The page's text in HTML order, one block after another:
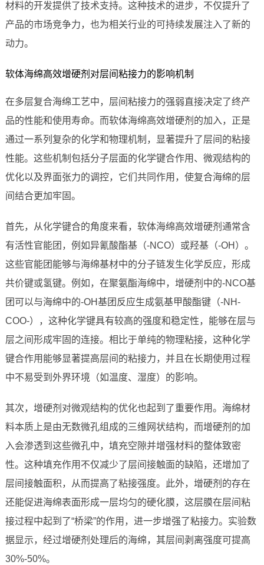
材料的开发提供了技术支持。这种技术的进步，不仅提升了
产品的市场竞争力，也为相关行业的可持续发展注入了新的
动力。
软体海绵高效增硬剂对层间粘接力的影响机制
在多层复合海绵工艺中，层间粘接力的强弱直接决定了终产
品的性能和使用寿命。而软体海绵高效增硬剂的加入，正是
通过一系列复杂的化学和物理机制，显著提升了层间的粘接
性能。这些机制包括分子层面的化学键合作用、微观结构的
优化以及界面张力的调控，它们共同作用，使复合海绵的层
间结合更加牢固。
首先，从化学键合的角度来看，软体海绵高效增硬剂通常含
有活性官能团，例如异氰酸酯基（-NCO）或羟基（-OH）。
这些官能团能够与海绵基材中的分子链发生化学反应，形成
共价键或氢键。例如，在聚氨酯海绵中，增硬剂中的-NCO基
团可以与海绵中的-OH基团反应生成氨基甲酸酯键（-NH-
COO-），这种化学键具有较高的强度和稳定性，能够在层与
层之间形成牢固的连接。相比于单纯的物理粘接，这种化学
键合作用能够显著提高层间的粘接力，并且在长期使用过程
中不易受到外界环境（如温度、湿度）的影响。
其次，增硬剂对微观结构的优化也起到了重要作用。海绵材
料本质上是由无数微孔组成的三维网状结构，而增硬剂的加
入会渗透到这些微孔中，填充空隙并增强材料的整体致密
性。这种填充作用不仅减少了层间接触面的缺陷，还增加了
层间接触面积，从而提高了粘接强度。此外，增硬剂的存在
还能促进海绵表面形成一层均匀的硬化膜，这层膜在层间粘
接过程中起到了“桥梁”的作用，进一步增强了粘接力。实验数
据显示，经过增硬剂处理后的海绵，其层间剥离强度可提高
30%-50%。